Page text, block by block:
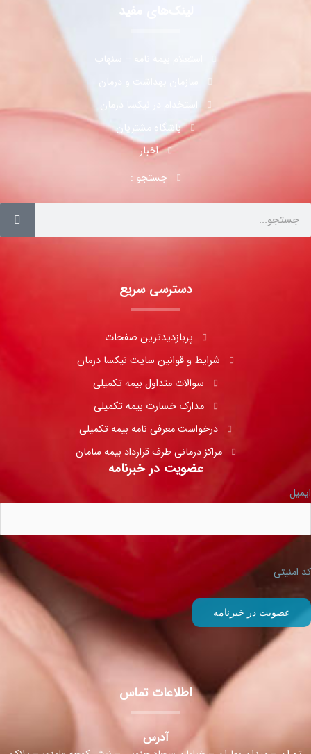
لینک‌های مفید
استعلام بیمه نامه – سنهاب
باشگاه مشتریان
اخبار
جستجو :
دسترسی سریع
پربازدیدترین صفحات
شرایط و قوانین سایت نیکسا درمان
سوالات متداول بیمه تکمیلی
مدارک خسارت بیمه تکمیلی
درخواست معرفی نامه بیمه تکمیلی
مراکز درمانی طرف قرارداد بیمه سامان
عضویت در خبرنامه
ایمیل
کد امنیتی
اطلاعات تماس
آدرس